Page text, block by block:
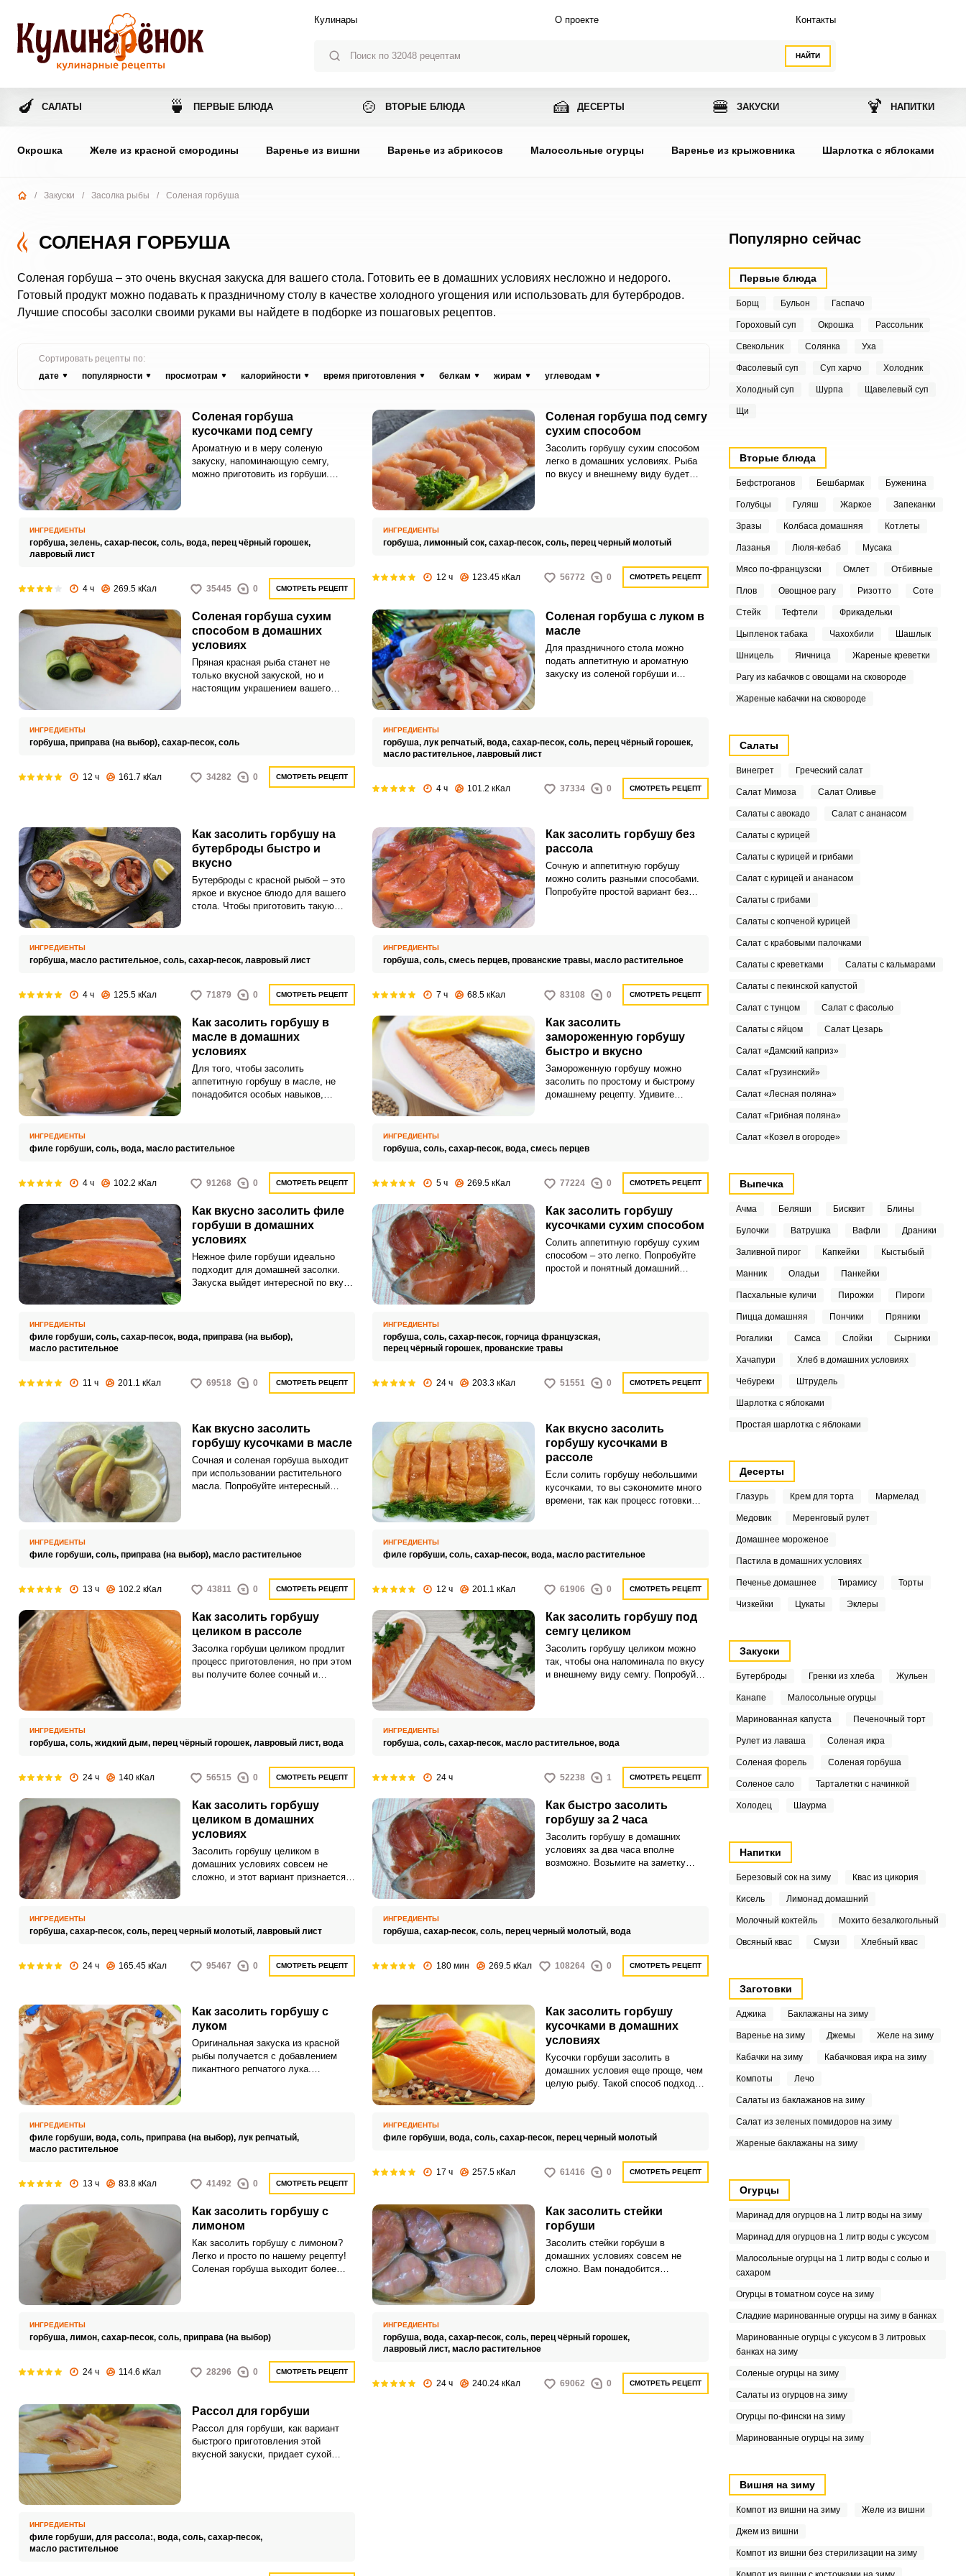
НАЙТИ
Кулинары О проекте Контакты
🍆 САЛАТЫ 🍵 ПЕРВЫЕ БЛЮДА 🍲 ВТОРЫЕ БЛЮДА 🍰 ДЕСЕРТЫ 🍔 ЗАКУСКИ 🍹 НАПИТКИ
Окрошка Желе из красной смородины Варенье из вишни Варенье из абрикосов Малосольные огурцы Варенье из крыжовника Шарлотка с яблоками
/ Закуски / Засолка рыбы / Соленая горбуша
СОЛЕНАЯ ГОРБУША
Соленая горбуша – это очень вкусная закуска для вашего стола. Готовить ее в домашних условиях несложно и недорого.
Готовый продукт можно подавать к праздничному столу в качестве холодного угощения или использовать для бутербродов.
Лучшие способы засолки своими руками вы найдете в подборке из пошаговых рецептов.
Сортировать рецепты по:
дате
популярности просмотрам калорийности время приготовления белкам жирам углеводам
Соленая горбуша
кусочками под семгу
Ароматную и в меру соленую
закуску, напоминающую семгу,
можно приготовить из горбуши.
ИНГРЕДИЕНТЫ
горбуша, зелень, сахар-песок, соль, вода, перец чёрный горошек,
лавровый лист
4 ч 269.5 кКал 35445 0 СМОТРЕТЬ РЕЦЕПТ
Соленая горбуша под семгу
сухим способом
Засолить горбушу сухим способом
легко в домашних условиях. Рыба
по вкусу и внешнему виду будет
ИНГРЕДИЕНТЫ
горбуша, лимонный сок, сахар-песок, соль, перец черный молотый
12 ч 123.45 кКал 56772 0 СМОТРЕТЬ РЕЦЕПТ
Соленая горбуша сухим
способом в домашних
условиях
Пряная красная рыба станет не
только вкусной закуской, но и
настоящим украшением вашего
ИНГРЕДИЕНТЫ
горбуша, приправа (на выбор), сахар-песок, соль
12 ч 161.7 кКал 34282 0 СМОТРЕТЬ РЕЦЕПТ
Соленая горбуша с луком в
масле
Для праздничного стола можно
подать аппетитную и ароматную
закуску из соленой горбуши и
ИНГРЕДИЕНТЫ
горбуша, лук репчатый, вода, сахар-песок, соль, перец чёрный горошек,
масло растительное, лавровый лист
4 ч 101.2 кКал 37334 0 СМОТРЕТЬ РЕЦЕПТ
Как засолить горбушу на
бутерброды быстро и
вкусно
Бутерброды с красной рыбой – это
яркое и вкусное блюдо для вашего
стола. Чтобы приготовить такую
ИНГРЕДИЕНТЫ
горбуша, масло растительное, соль, сахар-песок, лавровый лист
4 ч 125.5 кКал 71879 0 СМОТРЕТЬ РЕЦЕПТ
Как засолить горбушу без
рассола
Сочную и аппетитную горбушу
можно солить разными способами.
Попробуйте простой вариант без
ИНГРЕДИЕНТЫ
горбуша, соль, смесь перцев, прованские травы, масло растительное
7 ч 68.5 кКал 83108 0 СМОТРЕТЬ РЕЦЕПТ
Как засолить горбушу в
масле в домашних
условиях
Для того, чтобы засолить
аппетитную горбушу в масле, не
понадобится особых навыков,
близких нежным вкусом.
ИНГРЕДИЕНТЫ
филе горбуши, соль, вода, масло растительное
4 ч 102.2 кКал 91268 0 СМОТРЕТЬ РЕЦЕПТ
Как засолить
замороженную горбушу
быстро и вкусно
Замороженную горбушу можно
засолить по простому и быстрому
домашнему рецепту. Удивите
ИНГРЕДИЕНТЫ
горбуша, соль, сахар-песок, вода, смесь перцев
5 ч 269.5 кКал 77224 0 СМОТРЕТЬ РЕЦЕПТ
Как вкусно засолить филе
горбуши в домашних
условиях
Нежное филе горбуши идеально
подходит для домашней засолки.
Закуска выйдет интересной по вкусу
ИНГРЕДИЕНТЫ
филе горбуши, соль, сахар-песок, вода, приправа (на выбор),
масло растительное
11 ч 201.1 кКал 69518 0 СМОТРЕТЬ РЕЦЕПТ
Как засолить горбушу
кусочками сухим способом
Солить аппетитную горбушу сухим
способом – это легко. Попробуйте
простой и понятный домашний
ИНГРЕДИЕНТЫ
горбуша, соль, сахар-песок, горчица французская,
перец чёрный горошек, прованские травы
24 ч 203.3 кКал 51551 0 СМОТРЕТЬ РЕЦЕПТ
Как вкусно засолить
горбушу кусочками в масле
Сочная и соленая горбуша выходит
при использовании растительного
масла. Попробуйте интересный
ИНГРЕДИЕНТЫ
филе горбуши, соль, приправа (на выбор), масло растительное
13 ч 102.2 кКал 43811 0 СМОТРЕТЬ РЕЦЕПТ
Как вкусно засолить
горбушу кусочками в
рассоле
Если солить горбушу небольшими
кусочками, то вы сэкономите много
времени, так как процесс готовки
ИНГРЕДИЕНТЫ
филе горбуши, соль, сахар-песок, вода, масло растительное
12 ч 201.1 кКал 61906 0 СМОТРЕТЬ РЕЦЕПТ
Как засолить горбушу
целиком в рассоле
Засолка горбуши целиком продлит
процесс приготовления, но при этом
вы получите более сочный и
ИНГРЕДИЕНТЫ
горбуша, соль, жидкий дым, перец чёрный горошек, лавровый лист, вода
24 ч 140 кКал 56515 0 СМОТРЕТЬ РЕЦЕПТ
Как засолить горбушу под
семгу целиком
Засолить горбушу целиком можно
так, чтобы она напоминала по вкусу
и внешнему виду семгу. Попробуйте
ИНГРЕДИЕНТЫ
горбуша, соль, сахар-песок, масло растительное, вода
24 ч 52238 1 СМОТРЕТЬ РЕЦЕПТ
Как засолить горбушу
целиком в домашних
условиях
Засолить горбушу целиком в
домашних условиях совсем не
сложно, и этот вариант признается
внутренности.
ИНГРЕДИЕНТЫ
горбуша, сахар-песок, соль, перец черный молотый, лавровый лист
24 ч 165.45 кКал 95467 0 СМОТРЕТЬ РЕЦЕПТ
Как быстро засолить
горбушу за 2 часа
Засолить горбушу в домашних
условиях за два часа вполне
возможно. Возьмите на заметку
ИНГРЕДИЕНТЫ
горбуша, сахар-песок, соль, перец черный молотый, вода
180 мин 269.5 кКал 108264 0 СМОТРЕТЬ РЕЦЕПТ
Как засолить горбушу с
луком
Оригинальная закуска из красной
рыбы получается с добавлением
пикантного репчатого лука.
ИНГРЕДИЕНТЫ
филе горбуши, вода, соль, приправа (на выбор), лук репчатый,
масло растительное
13 ч 83.8 кКал 41492 0 СМОТРЕТЬ РЕЦЕПТ
Как засолить горбушу
кусочками в домашних
условиях
Кусочки горбуши засолить в
домашних условия еще проще, чем
целую рыбу. Такой способ подходит
ИНГРЕДИЕНТЫ
филе горбуши, вода, соль, сахар-песок, перец черный молотый
17 ч 257.5 кКал 61416 0 СМОТРЕТЬ РЕЦЕПТ
Как засолить горбушу с
лимоном
Как засолить горбушу с лимоном?
Легко и просто по нашему рецепту!
Соленая горбуша выходит более
ИНГРЕДИЕНТЫ
горбуша, лимон, сахар-песок, соль, приправа (на выбор)
24 ч 114.6 кКал 28296 0 СМОТРЕТЬ РЕЦЕПТ
Как засолить стейки
горбуши
Засолить стейки горбуши в
домашних условиях совсем не
сложно. Вам понадобится
ИНГРЕДИЕНТЫ
горбуша, вода, сахар-песок, соль, перец чёрный горошек,
лавровый лист, масло растительное
24 ч 240.24 кКал 69062 0 СМОТРЕТЬ РЕЦЕПТ
Рассол для горбуши
Рассол для горбуши, как вариант
быстрого приготовления этой
вкусной закуски, придает сухой
ИНГРЕДИЕНТЫ
филе горбуши, для рассола:, вода, соль, сахар-песок,
масло растительное
Популярно сейчас
Первые блюда
Борщ Бульон Гаспачо
Гороховый суп Окрошка Рассольник
Свекольник Солянка Уха
Фасолевый суп Суп харчо Холодник
Холодный суп Шурпа Щавелевый суп
Щи
Вторые блюда
Бефстроганов Бешбармак Буженина
Голубцы Гуляш Жаркое Запеканки
Зразы Колбаса домашняя Котлеты
Лазанья Люля-кебаб Мусака
Мясо по-французски Омлет Отбивные
Плов Овощное рагу Ризотто Соте
Стейк Тефтели Фрикадельки
Цыпленок табака Чахохбили Шашлык
Шницель Яичница Жареные креветки
Рагу из кабачков с овощами на сковороде
Жареные кабачки на сковороде
Салаты
Винегрет Греческий салат
Салат Мимоза Салат Оливье
Салаты с авокадо Салат с ананасом
Салаты с курицей
Салаты с курицей и грибами
Салат с курицей и ананасом
Салаты с грибами
Салаты с копченой курицей
Салат с крабовыми палочками
Салаты с креветками Салаты с кальмарами
Салаты с пекинской капустой
Салат с тунцом Салат с фасолью
Салаты с яйцом Салат Цезарь
Салат «Дамский каприз»
Салат «Грузинский»
Салат «Лесная поляна»
Салат «Грибная поляна»
Салат «Козел в огороде»
Выпечка
Ачма Беляши Бисквит Блины
Булочки Ватрушка Вафли Драники
Заливной пирог Капкейки Кыстыбый
Манник Оладьи Панкейки
Пасхальные куличи Пирожки Пироги
Пицца домашняя Пончики Пряники
Рогалики Самса Слойки Сырники
Хачапури Хлеб в домашних условиях
Чебуреки Штрудель
Шарлотка с яблоками
Простая шарлотка с яблоками
Десерты
Глазурь Крем для торта Мармелад
Медовик Меренговый рулет
Домашнее мороженое
Пастила в домашних условиях
Печенье домашнее Тирамису Торты
Чизкейки Цукаты Эклеры
Закуски
Бутерброды Гренки из хлеба Жульен
Канапе Малосольные огурцы
Маринованная капуста Печеночный торт
Рулет из лаваша Соленая икра
Соленая форель Соленая горбуша
Соленое сало Тарталетки с начинкой
Холодец Шаурма
Напитки
Березовый сок на зиму Квас из цикория
Кисель Лимонад домашний
Молочный коктейль Мохито безалкогольный
Овсяный квас Смузи Хлебный квас
Заготовки
Аджика Баклажаны на зиму
Варенье на зиму Джемы Желе на зиму
Кабачки на зиму Кабачковая икра на зиму
Компоты Лечо
Салаты из баклажанов на зиму
Салат из зеленых помидоров на зиму
Жареные баклажаны на зиму
Огурцы
Маринад для огурцов на 1 литр воды на зиму
Маринад для огурцов на 1 литр воды с уксусом
Малосольные огурцы на 1 литр воды с солью и
сахаром
Огурцы в томатном соусе на зиму
Сладкие маринованные огурцы на зиму в банках
Маринованные огурцы с уксусом в 3 литровых
банках на зиму
Соленые огурцы на зиму
Салаты из огурцов на зиму
Огурцы по-фински на зиму
Маринованные огурцы на зиму
Вишня на зиму
Компот из вишни на зиму Желе из вишни
Джем из вишни
Компот из вишни без стерилизации на зиму
ВХОД НА САЙТ РЕГИСТРАЦИЯ
Войдите
с помощью социальных сетей:
Запомнить меня
ВХОД